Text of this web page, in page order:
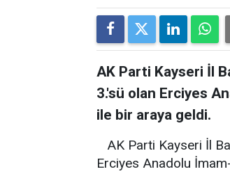
AK Parti Kayseri İl
3.'sü olan Erciyes
ile bir araya geldi.
AK Parti Kayseri İl
Erciyes Anadolu